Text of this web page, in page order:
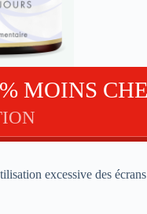
MOINS
excessive des